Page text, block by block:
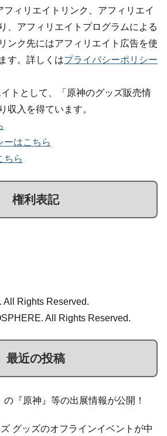
ィリエイトリンク、アフィリエイ
、アフィリエイトプログラムによる
ンク先にはアフィリエイト広告を使
す。詳しくはプライバシーポリシー
トとして、「原神のグッズ販売情
収入を得ています。
ーはこちら
ちら
権利表記
Rights Reserved.
All Rights Reserved.
最近の投稿
の『原神』等の出展情報が公開！
グッズのオフラインイベントが中